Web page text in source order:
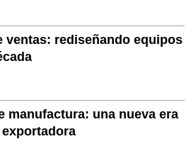
ventas: rediseñando equipos
manufactura: una nueva era